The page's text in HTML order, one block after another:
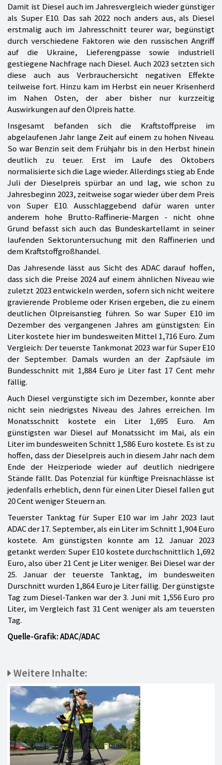
Damit ist Diesel auch im Jahresvergleich wieder günstiger
als Super E10. Das sah 2022 noch anders aus, als Diesel
erstmalig auch im Jahresschnitt teurer war, begünstigt
durch verschiedene Faktoren wie den russischen Angriff
auf die Ukraine, Lieferengpässe sowie industriell
gestiegene Nachfrage nach Diesel. Auch 2023 setzten sich
diese auch aus Verbrauchersicht negativen Effekte
teilweise fort. Hinzu kam im Herbst ein neuer Krisenherd
im Nahen Osten, der aber bisher nur kurzzeitig
Auswirkungen auf den Ölpreis hatte.
Insgesamt befanden sich die Kraftstoffpreise im
abgelaufenen Jahr lange Zeit auf einem zu hohen Niveau.
So war Benzin seit dem Frühjahr bis in den Herbst hinein
deutlich zu teuer. Erst im Laufe des Oktobers
normalisierte sich die Lage wieder. Allerdings stieg ab Ende
Juli der Dieselpreis spürbar an und lag, wie schon zu
Jahresbeginn 2023, zeitweise sogar wieder über dem Preis
von Super E10. Ausschlaggebend dafür waren unter
anderem hohe Brutto-Raffinerie-Margen - nicht ohne
Grund befasst sich auch das Bundeskartellamt in seiner
laufenden Sektoruntersuchung mit den Raffinerien und
dem Kraftstoffgroßhandel.
Das Jahresende lässt aus Sicht des ADAC darauf hoffen,
dass sich die Preise 2024 auf einem ähnlichen Niveau wie
zuletzt 2023 entwickeln werden, sofern sich nicht weitere
gravierende Probleme oder Krisen ergeben, die zu einem
deutlichen Ölpreisanstieg führen. So war Super E10 im
Dezember des vergangenen Jahres am günstigsten: Ein
Liter kostete hier im bundesweiten Mittel 1,716 Euro. Zum
Vergleich: Der teuerste Tankmonat 2023 war für Super E10
der September. Damals wurden an der Zapfsäule im
Bundesschnitt mit 1,884 Euro je Liter fast 17 Cent mehr
fällig.
Auch Diesel vergünstigte sich im Dezember, konnte aber
nicht sein niedrigstes Niveau des Jahres erreichen. Im
Monatsschnitt kostete ein Liter 1,695 Euro. Am
günstigsten war Diesel auf Monatssicht im Mai, als ein
Liter im bundesweiten Schnitt 1,586 Euro kostete. Es ist zu
hoffen, dass der Dieselpreis auch in diesem Jahr nach dem
Ende der Heizperiode wieder auf deutlich niedrigere
Stände fällt. Das Potenzial für künftige Preisnachlässe ist
jedenfalls erheblich, denn für einen Liter Diesel fallen gut
20 Cent weniger Steuern an.
Teuerster Tanktag für Super E10 war im Jahr 2023 laut
ADAC der 17. September, als ein Liter im Schnitt 1,904 Euro
kostete. Am günstigsten konnte am 12. Januar 2023
getankt werden: Super E10 kostete durchschnittlich 1,692
Euro, also über 21 Cent je Liter weniger. Bei Diesel war der
25. Januar der teuerste Tanktag, im bundesweiten
Durschnitt wurden 1,864 Euro je Liter fällig. Der günstigste
Tag zum Diesel-Tanken war der 3. Juni mit 1,556 Euro pro
Liter, im Vergleich fast 31 Cent weniger als am teuersten
Tag.
Quelle-Grafik: ADAC/ADAC
Weitere Inhalte: